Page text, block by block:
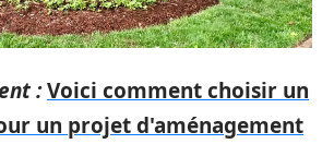
:Voici comment choisir un
un projet d'aménagement